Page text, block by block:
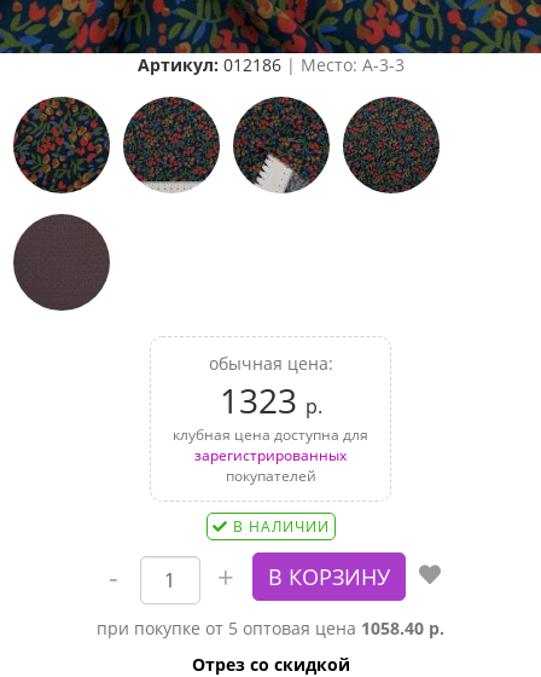
Артикул: 012186| Место: A-3-3
обычная цена:
1323 р.
клубная цена доступна для
зарегистрированных
покупателей
В НАЛИЧИИ
при покупке от 5 оптовая цена 1058.40 р.
Отрез со скидкой